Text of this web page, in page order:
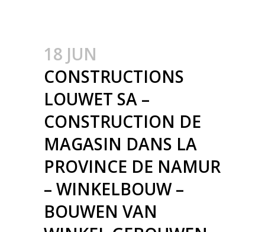
18 JUN
CONSTRUCTIONS
LOUWET SA –
CONSTRUCTION DE
MAGASIN DANS LA
PROVINCE DE NAMUR
– WINKELBOUW –
BOUWEN VAN